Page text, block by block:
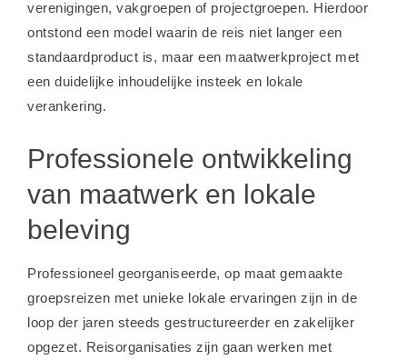
verenigingen, vakgroepen of projectgroepen. Hierdoor
ontstond een model waarin de reis niet langer een
standaardproduct is, maar een maatwerkproject met
een duidelijke inhoudelijke insteek en lokale
verankering.
Professionele ontwikkeling
van maatwerk en lokale
beleving
Professioneel georganiseerde, op maat gemaakte
groepsreizen met unieke lokale ervaringen zijn in de
loop der jaren steeds gestructureerder en zakelijker
opgezet. Reisorganisaties zijn gaan werken met